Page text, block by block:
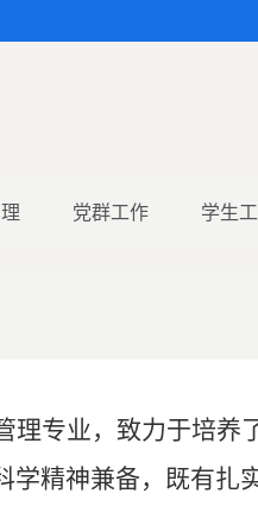
党群工作 学生
理专业，致力于培养
学精神兼备，既有扎